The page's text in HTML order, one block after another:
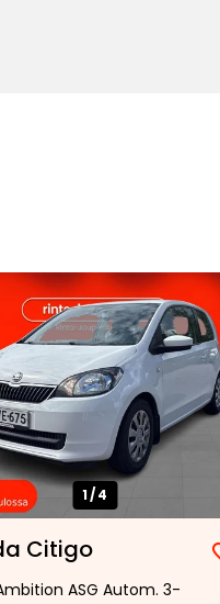
1/4
Citigo
ASG Autom. 3-